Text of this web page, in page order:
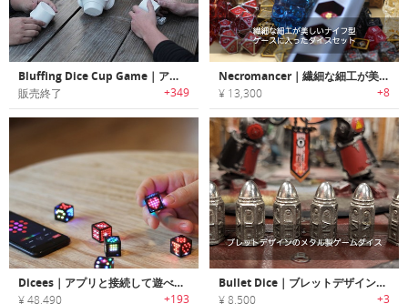
Bluffing Dice Cup Game｜アート作品としても楽しめるダイスゲーム
販売終了 +349
Necromancer｜繊細な細工が美しいナイフ型ケースに入ったダイスセット「ネクロマンサー」
¥ 13,300 +8
Dicees｜アプリと接続して遊べるスマートデジタルダイス「ダイシーズ」
¥ 48,490 +193
Bullet Dice｜ブレットデザインのメタル製ゲームダイス「ブレットダイス」
¥ 8,500 +3